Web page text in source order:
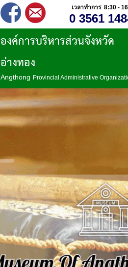
เวลาทำการ 8:30 -
0 3561
องค์การบริหารส่วนจังหวัด
อ่างทอง
Angthong Provincial Administrative